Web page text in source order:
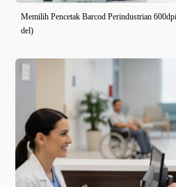
Memilih Pencetak Barcod Perindustrian
del)